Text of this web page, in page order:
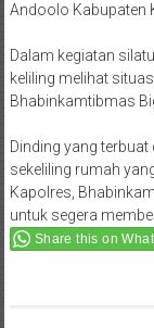
Andoolo Kabupaten
Dalam kegiatan
keliling melihat
Bhabinkamtibmas
Dinding yang
sekeliling rumah
Kapolres,
untuk segera
Share this on